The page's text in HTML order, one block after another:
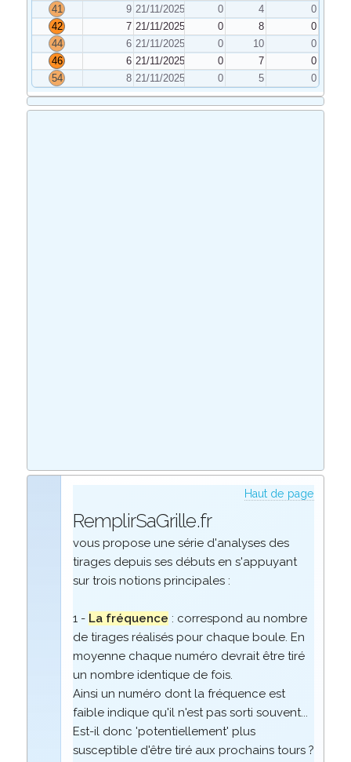
41
9 21/11/2025 0 4
0
42
7 21/11/2025 0 8
0
44
6 21/11/2025 0 10
0
46
6 21/11/2025 0 7
0
54
8 21/11/2025 0 5 0
Haut de page
RemplirSaGrille.fr
vous propose une série d'analyses des
tirages depuis ses débuts en s'appuyant
sur trois notions principales :
1 - La fréquence : correspond au nombre
de tirages réalisés pour chaque boule. En
moyenne chaque numéro devrait être tiré
un nombre identique de fois.
Ainsi un numéro dont la fréquence est
faible indique qu'il n'est pas sorti souvent...
Est-il donc 'potentiellement' plus
susceptible d'être tiré aux prochains tours ?